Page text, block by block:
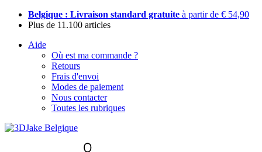
Belgique : Livraison standard gratuite à partir de € 54,90
Plus de 11.100 articles
Aide
Où est ma commande ?
Retours
Frais d'envoi
Modes de paiement
Nous contacter
Toutes les rubriques